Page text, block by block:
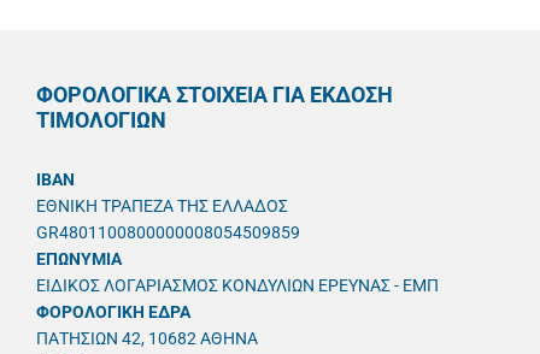
ΦΟΡΟΛΟΓΙΚΑ ΣΤΟΙΧΕΙΑ ΓΙΑ ΕΚΔΟΣΗ
ΤΙΜΟΛΟΓΙΩΝ
IBAN
ΕΘΝΙΚΗ ΤΡΑΠΕΖΑ ΤΗΣ ΕΛΛΑΔΟΣ
GR4801100800000008054509859
ΕΠΩΝΥΜΙΑ
ΕΙΔΙΚΟΣ ΛΟΓΑΡΙΑΣΜΟΣ ΚΟΝΔΥΛΙΩΝ ΕΡΕΥΝΑΣ - ΕΜΠ
ΦΟΡΟΛΟΓΙΚΗ ΕΔΡΑ
ΠΑΤΗΣΙΩΝ 42, 10682 ΑΘΗΝΑ